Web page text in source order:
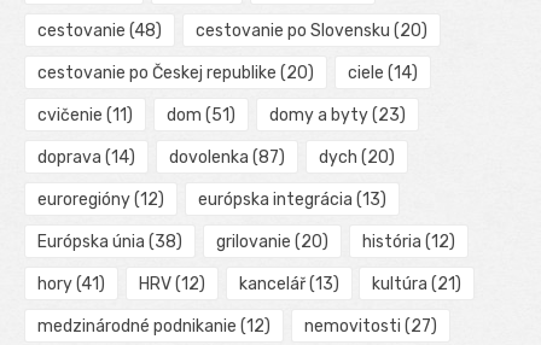
cestovanie (48) cestovanie po Slovensku (20)
cestovanie po Českej republike (20) ciele (14)
cvičenie (11) dom (51) domy a byty(23)
doprava (14) dovolenka (87) dych (20)
euroregióny(12) európska integrácia (13)
Európska únia (38) grilovanie (20) história (12)
hory(41) HRV(12) kancelář(13) kultúra (21)
medzinárodné podnikanie (12) nemovitosti (27)